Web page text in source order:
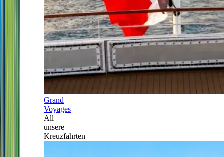
Grand
Voyages
All
unsere
Kreuzfahrten